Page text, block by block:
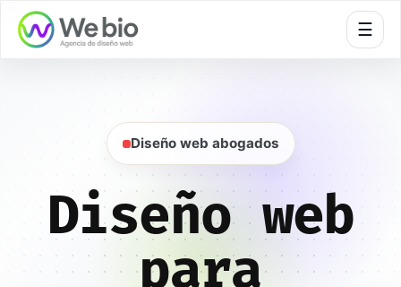
☰
Diseño web abogados
Diseño web
para